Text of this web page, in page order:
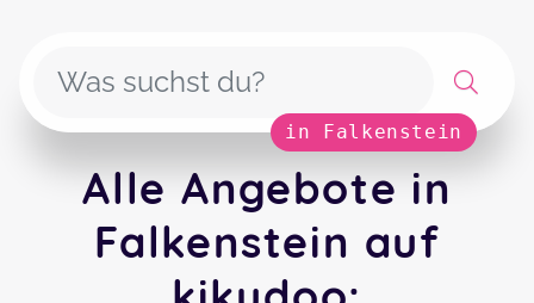
in Falkenstein
Alle Angebote in
Falkenstein auf